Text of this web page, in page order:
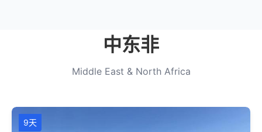
中东非
Middle East & North Africa
9天